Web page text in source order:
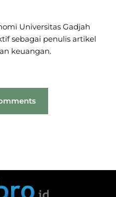
Universitas Gadjah
sebagai penulis artikel
keuangan.